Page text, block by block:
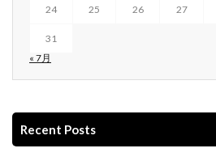
24 25 26 27
31
« 7月
Recent Posts